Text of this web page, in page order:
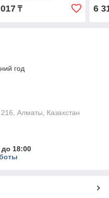
₸ 6
год
Алматы, Казахстан
до 18:00